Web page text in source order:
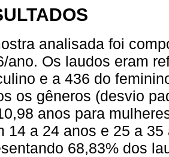
analisada foi
ano. Os laudos eram
e a 436 do
os gêneros (desvio
anos para
14 a 24 anos e 25 a
68,83% dos